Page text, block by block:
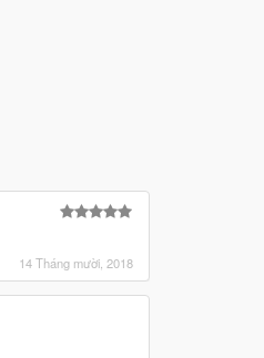
14 Tháng mười, 2018